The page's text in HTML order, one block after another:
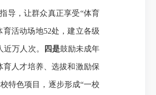
导，让群众真正享受“体育
育活动场地52处，建立各级
近万人次。 四是鼓励未成年
人才培养、选拔和激励保
特色项目，逐步形成“一校